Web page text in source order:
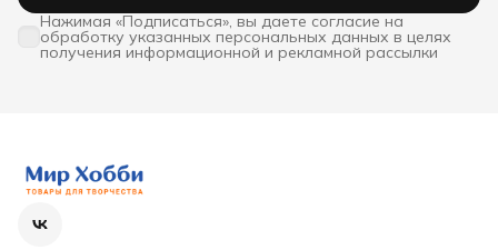
Нажимая «Подписаться», вы даете согласие на
обработку указанных персональных данных в целях
получения информационной и рекламной рассылки